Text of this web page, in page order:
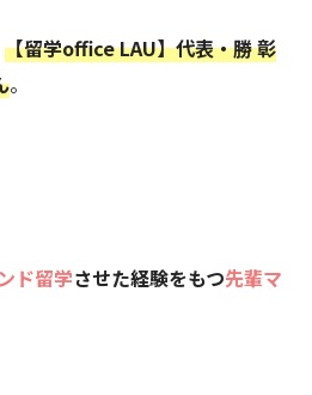
【留学office LAU】代表・勝 彰
。
ド留学させた経験をもつ先輩マ